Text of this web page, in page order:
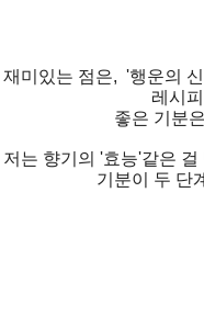
재미있는 점은, '행운의
레시
좋은 기분
저는 향기의 '효능'같은
기분이 두 단